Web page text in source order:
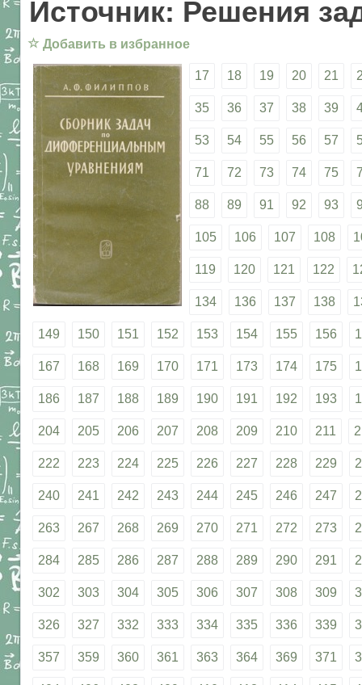
Источник: Решения
☆ Добавить в избранное
17 18 19 20 21
35 36 37 38 39
53 54 55 56 57
71 72 73 74 75
88 89 91 92 93
105 106 107 108
119 120 121 122
134 136 137 138
149 150 151 152 153 154 155 156
167 168 169 170 171 173 174 175
186 187 188 189 190 191 192 193
204 205 206 207 208 209 210 211
222 223 224 225 226 227 228 229
240 241 242 243 244 245 246 247
263 267 268 269 270 271 272 273
284 285 286 287 288 289 290 291
302 303 304 305 306 307 308 309
326 327 332 333 334 335 336 339
357 359 360 361 363 364 369 371